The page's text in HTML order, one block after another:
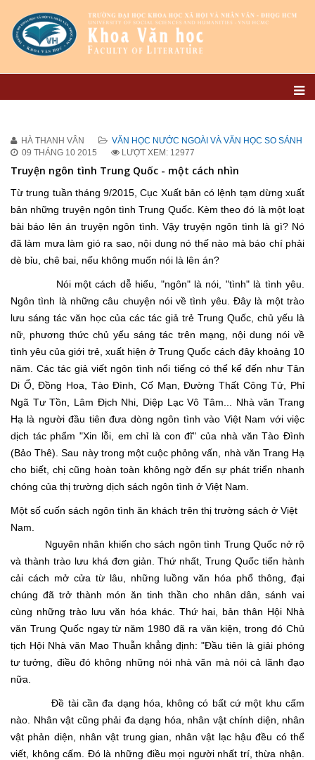
HÀ THANH VÂN
VĂN HỌC NƯỚC NGOÀI VÀ VĂN HỌC SO SÁNH
09 THÁNG 10 2015
LƯỢT XEM: 12977
Truyện ngôn tình Trung Quốc - một cách nhìn
Từ trung tuần tháng 9/2015, Cục Xuất bản có lệnh tạm dừng xuất
bản những truyện ngôn tình Trung Quốc. Kèm theo đó là một loạt
bài báo lên án truyện ngôn tình. Vậy truyện ngôn tình là gì? Nó
đã làm mưa làm gió ra sao, nội dung nó thế nào mà báo chí phải
dè bỉu, chê bai, nếu không muốn nói là lên án?
Nói một cách dễ hiểu, "ngôn" là nói, "tình" là tình yêu.
Ngôn tình là những câu chuyện nói về tình yêu. Đây là một trào
lưu sáng tác văn học của các tác giả trẻ Trung Quốc, chủ yếu là
nữ, phương thức chủ yếu sáng tác trên mạng, nội dung nói về
tình yêu của giới trẻ, xuất hiện ở Trung Quốc cách đây khoảng 10
năm. Các tác giả viết ngôn tình nổi tiếng có thể kể đến như Tân
Di Ổ, Ðồng Hoa, Tào Đình, Cố Mạn, Ðường Thất Công Tử, Phỉ
Ngã Tư Tồn, Lâm Ðịch Nhi, Diệp Lạc Vô Tâm... Nhà văn Trang
Hạ là người đầu tiên đưa dòng ngôn tình vào Việt Nam với việc
dịch tác phẩm "Xin lỗi, em chỉ là con đĩ" của nhà văn Tào Đình
(Bảo Thê). Sau này trong một cuộc phỏng vấn, nhà văn Trang Hạ
cho biết, chị cũng hoàn toàn không ngờ đến sự phát triển nhanh
chóng của thị trường dịch sách ngôn tình ở Việt Nam.
Một số cuốn sách ngôn tình ăn khách trên thị trường sách ở Việt
Nam.
Nguyên nhân khiến cho sách ngôn tình Trung Quốc nở rộ
và thành trào lưu khá đơn giản. Thứ nhất, Trung Quốc tiến hành
cải cách mở cửa từ lâu, những luồng văn hóa phổ thông, đại
chúng đã trở thành món ăn tinh thần cho nhân dân, sánh vai
cùng những trào lưu văn hóa khác. Thứ hai, bản thân Hội Nhà
văn Trung Quốc ngay từ năm 1980 đã ra văn kiện, trong đó Chủ
tịch Hội Nhà văn Mao Thuẫn khẳng định: "Đầu tiên là giải phóng
tư tưởng, điều đó không những nói nhà văn mà nói cả lãnh đạo
nữa.
Đề tài cần đa dạng hóa, không có bất cứ một khu cấm
nào. Nhân vật cũng phải đa dạng hóa, nhân vật chính diện, nhân
vật phản diện, nhân vật trung gian, nhân vật lạc hậu đều có thể
viết, không cấm. Đó là những điều mọi người nhất trí, thừa nhận.